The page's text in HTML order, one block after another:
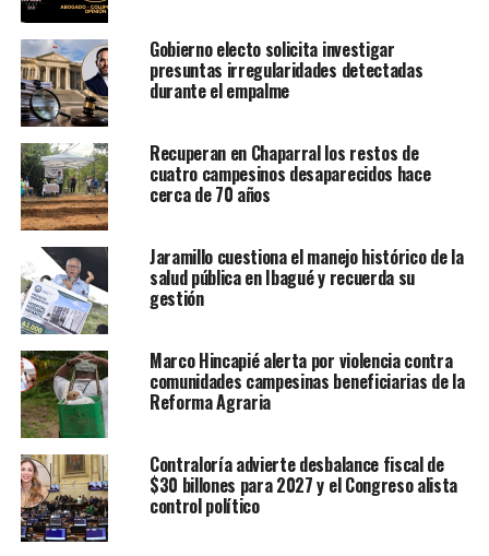
Gobierno electo solicita investigar
presuntas irregularidades detectadas
durante el empalme
Recuperan en Chaparral los restos de
cuatro campesinos desaparecidos hace
cerca de 70 años
Jaramillo cuestiona el manejo histórico de la
salud pública en Ibagué y recuerda su
gestión
Marco Hincapié alerta por violencia contra
comunidades campesinas beneficiarias de la
Reforma Agraria
Contraloría advierte desbalance fiscal de
$30 billones para 2027 y el Congreso alista
control político